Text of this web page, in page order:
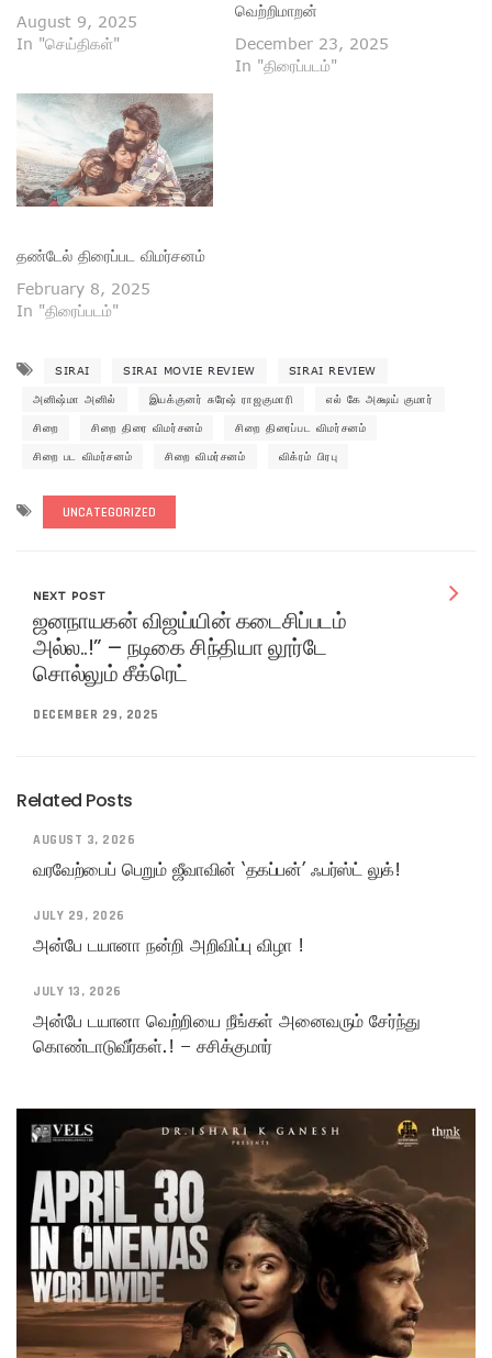
August 9, 2025
In "செய்திகள்"
வெற்றிமாறன்
December 23, 2025
In "திரைப்படம்"
தண்டேல் திரைப்பட விமர்சனம்
February 8, 2025
In "திரைப்படம்"
SIRAI SIRAI MOVIE REVIEW SIRAI REVIEW
அனிஷ்மா அனில் இயக்குனர் சுரேஷ் ராஜகுமாரி எல் கே அக்ஷய் குமார்
சிறை சிறை திரை விமர்சனம் சிறை திரைப்பட விமர்சனம்
சிறை பட விமர்சனம் சிறை விமர்சனம் விக்ரம் பிரபு
UNCATEGORIZED
NEXT POST
ஜனநாயகன் விஜய்யின் கடைசிப்படம்
அல்ல..!” – நடிகை சிந்தியா லூர்டே
சொல்லும் சீக்ரெட்
DECEMBER 29, 2025
Related Posts
AUGUST 3, 2026
வரவேற்பைப் பெறும் ஜீவாவின் ‘தகப்பன்’ ஃபர்ஸ்ட் லுக்!
JULY 29, 2026
அன்பே டயானா நன்றி அறிவிப்பு விழா !
JULY 13, 2026
அன்பே டயானா வெற்றியை நீங்கள் அனைவரும் சேர்ந்து
கொண்டாடுவீர்கள்.! – சசிக்குமார்